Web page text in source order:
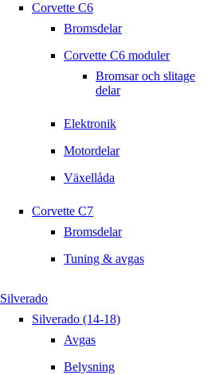
Corvette C6
Bromsdelar
Corvette C6 moduler
Bromsar och slitage
delar
Elektronik
Motordelar
Växellåda
Corvette C7
Bromsdelar
Tuning & avgas
Silverado
Silverado (14-18)
Avgas
Belysning